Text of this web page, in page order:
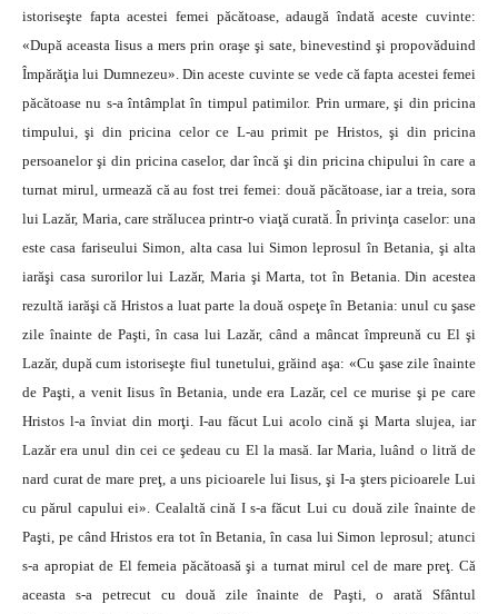
istoriseşte fapta acestei femei păcătoase, adaugă îndată aceste cuvinte:
«După aceasta Iisus a mers prin oraşe şi sate, binevestind şi propovăduind
Împărăţia lui Dumnezeu». Din aceste cuvinte se vede că fapta acestei femei
păcătoase nu s-a întâmplat în timpul patimilor. Prin urmare, şi din pricina
timpului, şi din pricina celor ce L-au primit pe Hristos, şi din pricina
persoanelor şi din pricina caselor, dar încă şi din pricina chipului în care a
turnat mirul, urmează că au fost trei femei: două păcătoase, iar a treia, sora
lui Lazăr, Maria, care strălucea printr-o viaţă curată. În privinţa caselor: una
este casa fariseului Simon, alta casa lui Simon leprosul în Betania, şi alta
iarăşi casa surorilor lui Lazăr, Maria şi Marta, tot în Betania. Din acestea
rezultă iarăşi că Hristos a luat parte la două ospeţe în Betania: unul cu şase
zile înainte de Paşti, în casa lui Lazăr, când a mâncat împreună cu El şi
Lazăr, după cum istoriseşte fiul tunetului, grăind aşa: «Cu şase zile înainte
de Paşti, a venit Iisus în Betania, unde era Lazăr, cel ce murise şi pe care
Hristos l-a înviat din morţi. I-au făcut Lui acolo cină şi Marta slujea, iar
Lazăr era unul din cei ce şedeau cu El la masă. Iar Maria, luând o litră de
nard curat de mare preţ, a uns picioarele lui Iisus, şi I-a şters picioarele Lui
cu părul capului ei». Cealaltă cină I s-a făcut Lui cu două zile înainte de
Paşti, pe când Hristos era tot în Betania, în casa lui Simon leprosul; atunci
s-a apropiat de El femeia păcătoasă şi a turnat mirul cel de mare preţ. Că
aceasta s-a petrecut cu două zile înainte de Paşti, o arată Sfântul